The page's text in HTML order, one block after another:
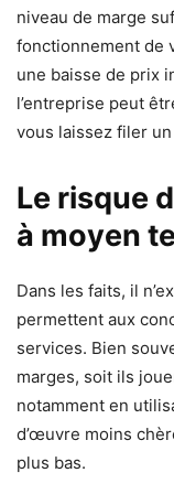
niveau de marge
fonctionnement de
une baisse de prix
l’entreprise peut
vous laissez filer
Le risque
à moyen
Dans les faits, il
permettent aux
services. Bien
marges, soit ils
notamment en
d’œuvre moins
plus bas.